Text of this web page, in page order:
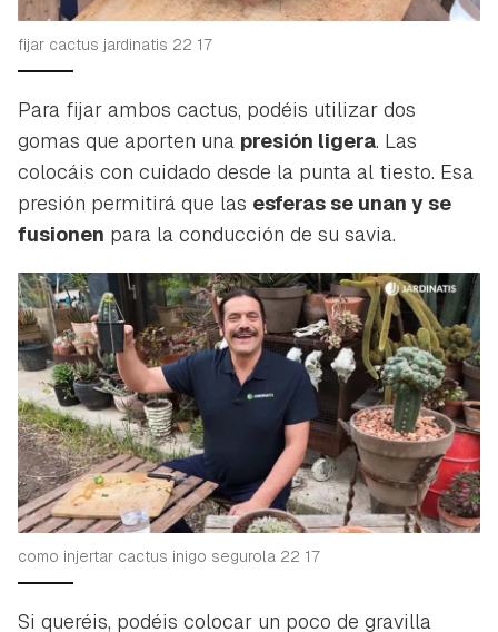
fijar cactus jardinatis 22 17
Para fijar ambos cactus, podéis utilizar dos
gomas que aporten una presión ligera. Las
colocáis con cuidado desde la punta al tiesto. Esa
presión permitirá que las esferas se unan y se
fusionen para la conducción de su savia.
como injertar cactus inigo segurola 22 17
Si queréis, podéis colocar un poco de gravilla